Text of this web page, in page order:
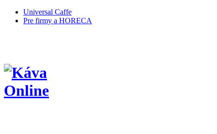
Universal Caffe
Pre firmy a HORECA